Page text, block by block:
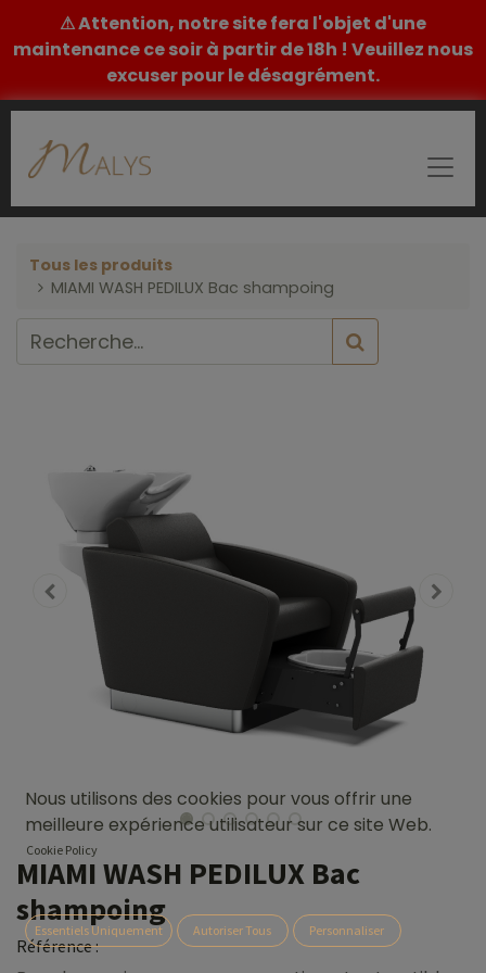
⚠ Attention, notre site fera l'objet d'une
maintenance ce soir à partir de 18h ! Veuillez nous
excuser pour le désagrément.
Tous les produits
MIAMI WASH PEDILUX Bac shampoing
MIAMI WASH PEDILUX Bac
shampoing
Référence :
Nous utilisons des cookies pour vous offrir une
meilleure expérience utilisateur sur ce site Web.
Cookie Policy
Essentiels Uniquement Autoriser Tous Personnaliser